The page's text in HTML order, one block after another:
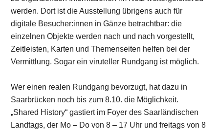
werden. Dort ist die Ausstellung übrigens auch für
digitale Besucher:innen in Gänze betrachtbar: die
einzelnen Objekte werden nach und nach vorgestellt,
Zeitleisten, Karten und Themenseiten helfen bei der
Vermittlung. Sogar ein viruteller Rundgang ist möglich.
Wer einen realen Rundgang bevorzugt, hat dazu in
Saarbrücken noch bis zum 8.10. die Möglichkeit.
„Shared History“ gastiert im Foyer des Saarländischen
Landtags, der Mo – Do von 8 – 17 Uhr und freitags von 8